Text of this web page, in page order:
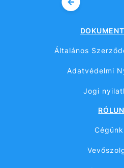
Általános
Adatvédelmi
Jogi